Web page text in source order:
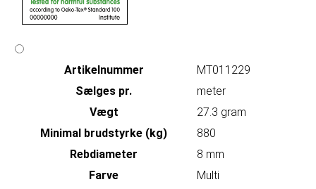
Artikelnummer
MT011229
Sælges pr.
meter
Vægt
27.3 gram
Minimal brudstyrke (kg)
880
Rebdiameter
8 mm
Farve
Multi